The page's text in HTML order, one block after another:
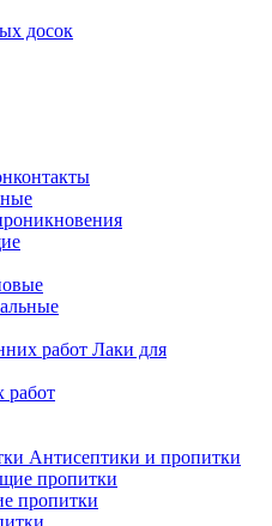
досок
Лаки для
работ
Антисептики и пропитки
пропитки